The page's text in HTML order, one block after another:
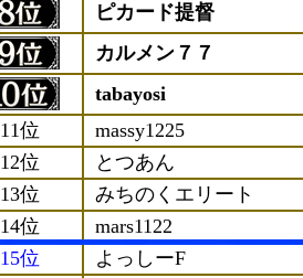
ピカード提督
カルメン７７
tabayosi
11位
massy1225
12位
とつあん
13位
みちのくエリート
14位
mars1122
15位
よっしーF